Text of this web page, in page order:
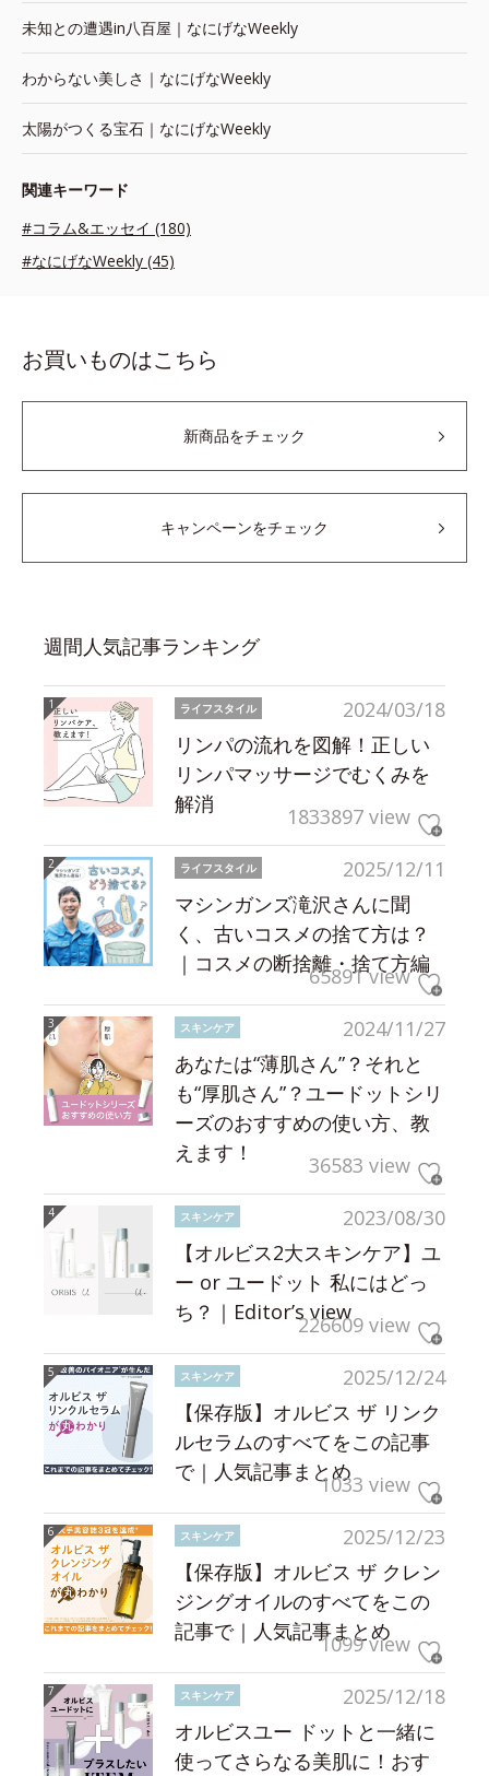
未知との遭遇in八百屋｜なにげなWeekly
わからない美しさ｜なにげなWeekly
太陽がつくる宝石｜なにげなWeekly
関連キーワード
#コラム&エッセイ (180)
#なにげなWeekly (45)
お買いものはこちら
新商品をチェック
キャンペーンをチェック
週間人気記事ランキング
2024/03/18
ライフスタイル
リンパの流れを図解！正しい
リンパマッサージでむくみを
解消
1833897 view
2025/12/11
ライフスタイル
マシンガンズ滝沢さんに聞
く、古いコスメの捨て方は？
｜コスメの断捨離・捨て方編
65891 view
2024/11/27
スキンケア
あなたは“薄肌さん”？それと
も“厚肌さん”？ユードットシリ
ーズのおすすめの使い方、教
えます！
36583 view
2023/08/30
スキンケア
【オルビス2大スキンケア】ユ
ー or ユードット 私にはどっ
ち？｜Editor’s view226609 view
2025/12/24
スキンケア
【保存版】オルビス ザ リンク
ルセラムのすべてをこの記事
で｜人気記事まとめ1033 view
2025/12/23
スキンケア
【保存版】オルビス ザ クレン
ジングオイルのすべてをこの
記事で｜人気記事まとめ
1099 view
2025/12/18
スキンケア
オルビスユー ドットと一緒に
使ってさらなる美肌に！おす